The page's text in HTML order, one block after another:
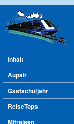
Hauptmenü
Inhalt
Aupair
Gastschuljahr
ReiseTops
Mitreisen